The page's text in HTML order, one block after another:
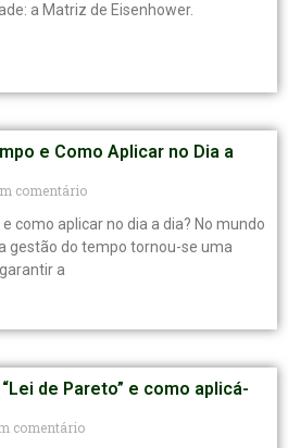
a Matriz de Eisenhower.
e Como Aplicar no Dia a
comentário
como aplicar no dia a dia? No mundo
gestão do tempo tornou-se uma
a
de Pareto” e como aplicá-
comentário